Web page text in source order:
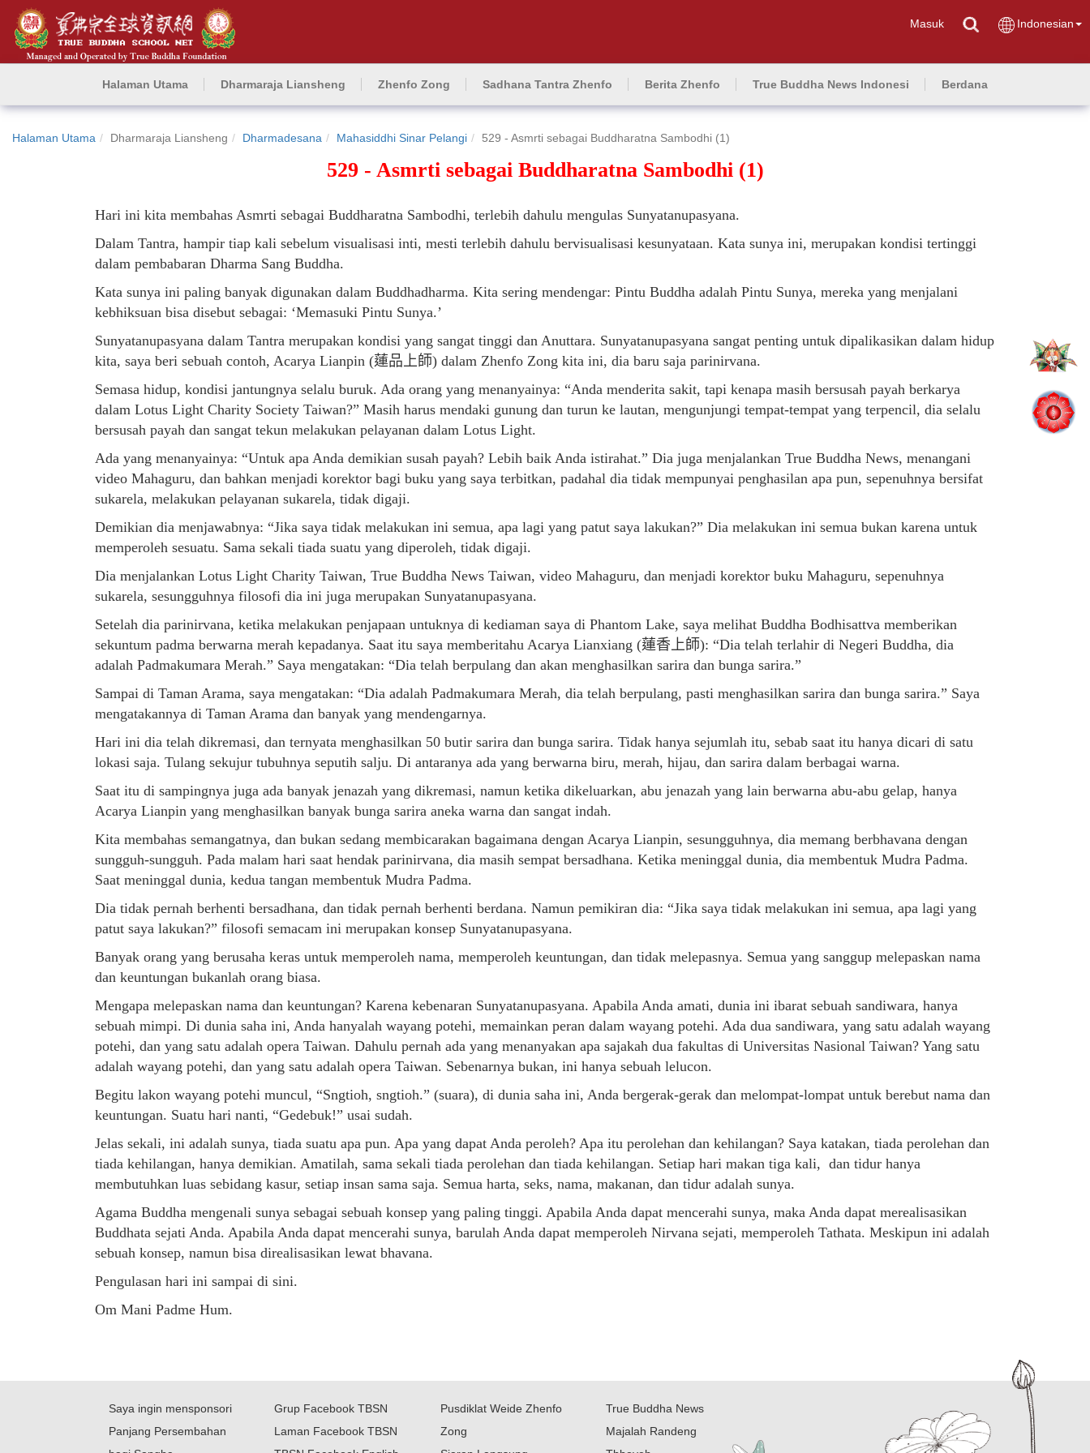
Masuk Indonesian
Halaman Utama Dharmaraja Liansheng Zhenfo Zong Sadhana Tantra Zhenfo Berita Zhenfo True Buddha News Indonesi Berdana
Halaman Utama Dharmaraja Liansheng Dharmadesana Mahasiddhi Sinar Pelangi 529 - Asmrti sebagai Buddharatna Sambodhi (1)
529 - Asmrti sebagai Buddharatna Sambodhi (1)
Hari ini kita membahas Asmrti sebagai Buddharatna Sambodhi, terlebih dahulu mengulas Sunyatanupasyana.
Dalam Tantra, hampir tiap kali sebelum visualisasi inti, mesti terlebih dahulu bervisualisasi kesunyataan. Kata sunya ini, merupakan kondisi tertinggi
dalam pembabaran Dharma Sang Buddha.
Kata sunya ini paling banyak digunakan dalam Buddhadharma. Kita sering mendengar: Pintu Buddha adalah Pintu Sunya, mereka yang menjalani
kebhiksuan bisa disebut sebagai: ‘Memasuki Pintu Sunya.’
Sunyatanupasyana dalam Tantra merupakan kondisi yang sangat tinggi dan Anuttara. Sunyatanupasyana sangat penting untuk dipalikasikan dalam hidup
kita, saya beri sebuah contoh, Acarya Lianpin (蓮品上師) dalam Zhenfo Zong kita ini, dia baru saja parinirvana.
Semasa hidup, kondisi jantungnya selalu buruk. Ada orang yang menanyainya: “Anda menderita sakit, tapi kenapa masih bersusah payah berkarya
dalam Lotus Light Charity Society Taiwan?” Masih harus mendaki gunung dan turun ke lautan, mengunjungi tempat-tempat yang terpencil, dia selalu
bersusah payah dan sangat tekun melakukan pelayanan dalam Lotus Light.
Ada yang menanyainya: “Untuk apa Anda demikian susah payah? Lebih baik Anda istirahat.” Dia juga menjalankan True Buddha News, menangani
video Mahaguru, dan bahkan menjadi korektor bagi buku yang saya terbitkan, padahal dia tidak mempunyai penghasilan apa pun, sepenuhnya bersifat
sukarela, melakukan pelayanan sukarela, tidak digaji.
Demikian dia menjawabnya: “Jika saya tidak melakukan ini semua, apa lagi yang patut saya lakukan?” Dia melakukan ini semua bukan karena untuk
memperoleh sesuatu. Sama sekali tiada suatu yang diperoleh, tidak digaji.
Dia menjalankan Lotus Light Charity Taiwan, True Buddha News Taiwan, video Mahaguru, dan menjadi korektor buku Mahaguru, sepenuhnya
sukarela, sesungguhnya filosofi dia ini juga merupakan Sunyatanupasyana.
Setelah dia parinirvana, ketika melakukan penjapaan untuknya di kediaman saya di Phantom Lake, saya melihat Buddha Bodhisattva memberikan
sekuntum padma berwarna merah kepadanya. Saat itu saya memberitahu Acarya Lianxiang (蓮香上師): “Dia telah terlahir di Negeri Buddha, dia
adalah Padmakumara Merah.” Saya mengatakan: “Dia telah berpulang dan akan menghasilkan sarira dan bunga sarira.”
Sampai di Taman Arama, saya mengatakan: “Dia adalah Padmakumara Merah, dia telah berpulang, pasti menghasilkan sarira dan bunga sarira.” Saya
mengatakannya di Taman Arama dan banyak yang mendengarnya.
Hari ini dia telah dikremasi, dan ternyata menghasilkan 50 butir sarira dan bunga sarira. Tidak hanya sejumlah itu, sebab saat itu hanya dicari di satu
lokasi saja. Tulang sekujur tubuhnya seputih salju. Di antaranya ada yang berwarna biru, merah, hijau, dan sarira dalam berbagai warna.
Saat itu di sampingnya juga ada banyak jenazah yang dikremasi, namun ketika dikeluarkan, abu jenazah yang lain berwarna abu-abu gelap, hanya
Acarya Lianpin yang menghasilkan banyak bunga sarira aneka warna dan sangat indah.
Kita membahas semangatnya, dan bukan sedang membicarakan bagaimana dengan Acarya Lianpin, sesungguhnya, dia memang berbhavana dengan
sungguh-sungguh. Pada malam hari saat hendak parinirvana, dia masih sempat bersadhana. Ketika meninggal dunia, dia membentuk Mudra Padma.
Saat meninggal dunia, kedua tangan membentuk Mudra Padma.
Dia tidak pernah berhenti bersadhana, dan tidak pernah berhenti berdana. Namun pemikiran dia: “Jika saya tidak melakukan ini semua, apa lagi yang
patut saya lakukan?” filosofi semacam ini merupakan konsep Sunyatanupasyana.
Banyak orang yang berusaha keras untuk memperoleh nama, memperoleh keuntungan, dan tidak melepasnya. Semua yang sanggup melepaskan nama
dan keuntungan bukanlah orang biasa.
Mengapa melepaskan nama dan keuntungan? Karena kebenaran Sunyatanupasyana. Apabila Anda amati, dunia ini ibarat sebuah sandiwara, hanya
sebuah mimpi. Di dunia saha ini, Anda hanyalah wayang potehi, memainkan peran dalam wayang potehi. Ada dua sandiwara, yang satu adalah wayang
potehi, dan yang satu adalah opera Taiwan. Dahulu pernah ada yang menanyakan apa sajakah dua fakultas di Universitas Nasional Taiwan? Yang satu
adalah wayang potehi, dan yang satu adalah opera Taiwan. Sebenarnya bukan, ini hanya sebuah lelucon.
Begitu lakon wayang potehi muncul, “Sngtioh, sngtioh.” (suara), di dunia saha ini, Anda bergerak-gerak dan melompat-lompat untuk berebut nama dan
keuntungan. Suatu hari nanti, “Gedebuk!” usai sudah.
Jelas sekali, ini adalah sunya, tiada suatu apa pun. Apa yang dapat Anda peroleh? Apa itu perolehan dan kehilangan? Saya katakan, tiada perolehan dan
tiada kehilangan, hanya demikian. Amatilah, sama sekali tiada perolehan dan tiada kehilangan. Setiap hari makan tiga kali, dan tidur hanya
membutuhkan luas sebidang kasur, setiap insan sama saja. Semua harta, seks, nama, makanan, dan tidur adalah sunya.
Agama Buddha mengenali sunya sebagai sebuah konsep yang paling tinggi. Apabila Anda dapat mencerahi sunya, maka Anda dapat merealisasikan
Buddhata sejati Anda. Apabila Anda dapat mencerahi sunya, barulah Anda dapat memperoleh Nirvana sejati, memperoleh Tathata. Meskipun ini adalah
sebuah konsep, namun bisa direalisasikan lewat bhavana.
Pengulasan hari ini sampai di sini.
Om Mani Padme Hum.
Saya ingin mensponsori
Panjang Persembahan
Grup Facebook TBSN
Laman Facebook TBSN
Pusdiklat Weide Zhenfo
Zong
True Buddha News
Majalah Randeng